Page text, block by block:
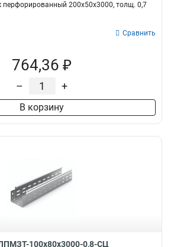
перфорированный 200х50х3000, толщ. 0,7
Сравнить
764,36 ₽
– +
В корзину
100х80х3000-0,8-СЦ